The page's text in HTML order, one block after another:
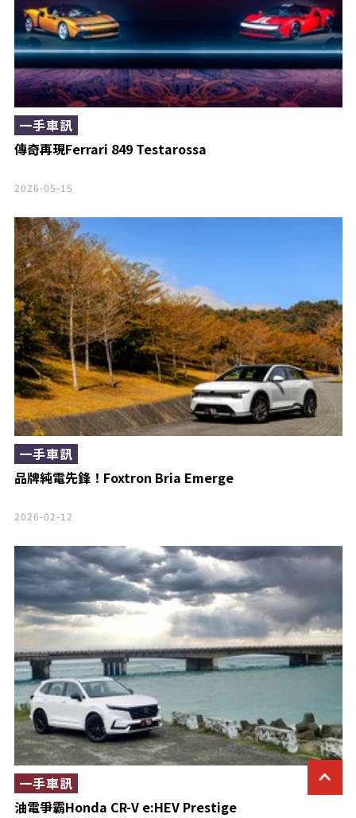
傳奇再現Ferrari 849 Testarossa
一手車訊
2026-05-15
品牌純電先鋒！Foxtron Bria Emerge
一手車訊
2026-02-12
油電爭霸Honda CR-V e:HEV Prestige
一手車訊